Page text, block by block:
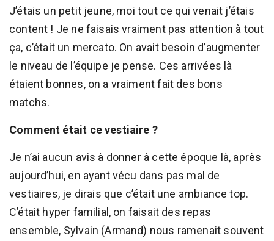
J’étais un petit jeune, moi tout ce qui venait j’étais
content ! Je ne faisais vraiment pas attention à tout
ça, c’était un mercato. On avait besoin d’augmenter
le niveau de l’équipe je pense. Ces arrivées là
étaient bonnes, on a vraiment fait des bons
matchs.
Comment était ce vestiaire ?
Je n’ai aucun avis à donner à cette époque là, après
aujourd’hui, en ayant vécu dans pas mal de
vestiaires, je dirais que c’était une ambiance top.
C’était hyper familial, on faisait des repas
ensemble, Sylvain (Armand) nous ramenait souvent